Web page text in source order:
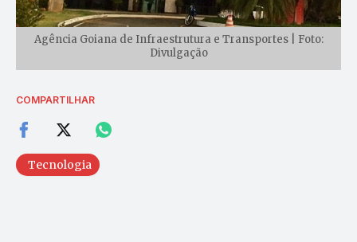
Agência Goiana de Infraestrutura e Transportes | Foto:
Divulgação
COMPARTILHAR
Tecnologia